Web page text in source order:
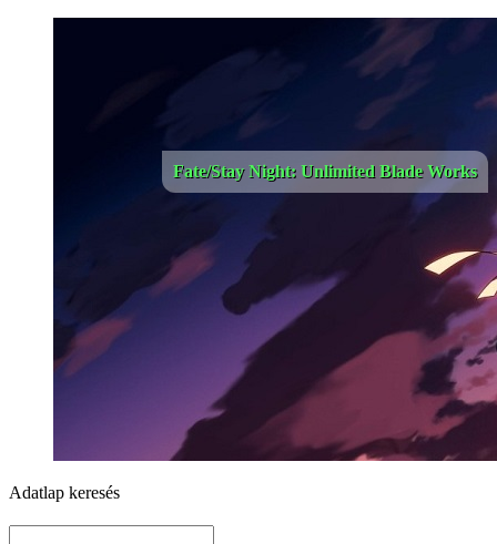
Fate/Stay Night: Unlimited Blade Works
Adatlap keresés